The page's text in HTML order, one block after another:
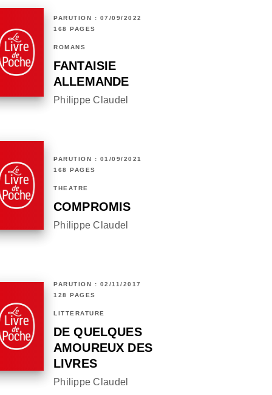
PARUTION : 07/09/2022
168 PAGES
ROMANS
FANTAISIE
ALLEMANDE
Philippe Claudel
PARUTION : 01/09/2021
168 PAGES
THÉÂTRE
COMPROMIS
Philippe Claudel
PARUTION : 02/11/2017
128 PAGES
LITTÉRATURE
DE QUELQUES
AMOUREUX DES
LIVRES
Philippe Claudel